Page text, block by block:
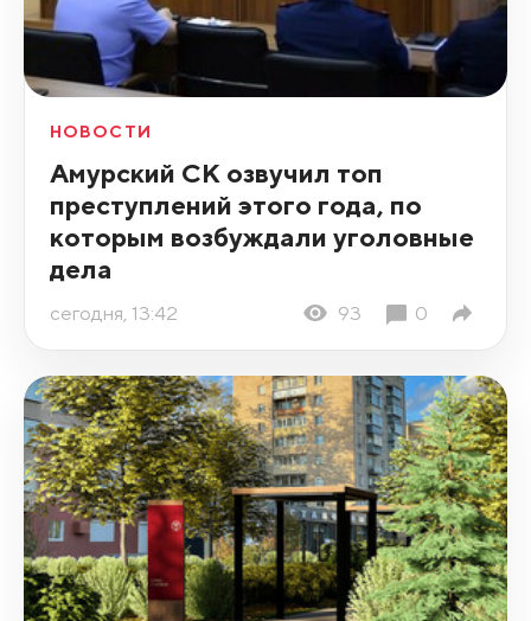
НОВОСТИ
Амурский СК озвучил топ
преступлений этого года, по
которым возбуждали уголовные
дела
сегодня, 13:42 93 0